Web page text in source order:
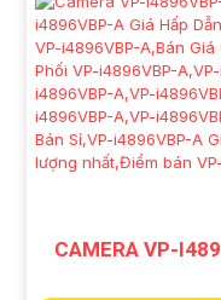
về các sản phẩm
tự lắp đặt nếu bạn
Nếu bạn cần thêm
liên lạc, Từng công
dịch vụ liên quan
Trộm.
CAMERA VP-